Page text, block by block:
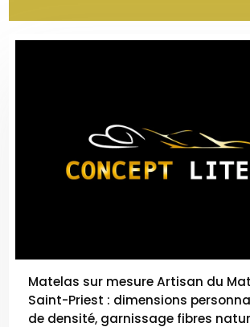
Matelas sur mesure Artisan du
Saint-Priest : dimensions
de densité, garnissage fibres